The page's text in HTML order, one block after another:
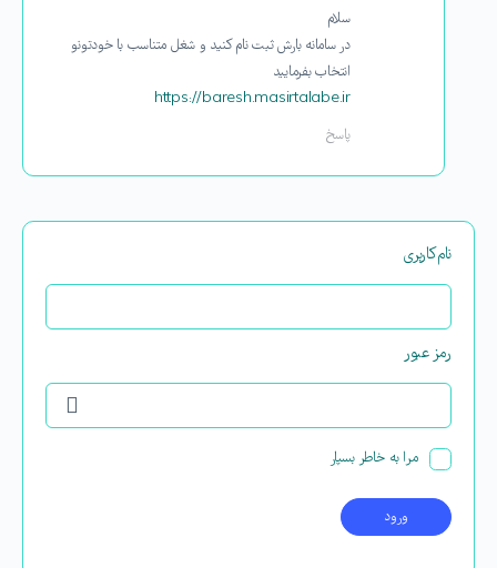
سلام
در سامانه بارش ثبت نام کنید و شغل متناسب با خودتونو
انتخاب بفرمایید
https://baresh.masirtalabe.ir
پاسخ
نام‌کاربری
رمز عبور
مرا به خاطر بسپار